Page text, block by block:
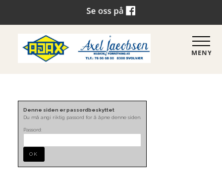
MENY
Denne siden er passordbeskyttet
Du må angi riktig passord for å åpne denne siden.
Passord: